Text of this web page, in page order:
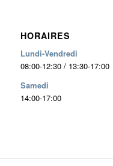
HORAIRES
Lundi-Vendredi
08:00-12:30 / 13:30-17:00
Samedi
14:00-17:00